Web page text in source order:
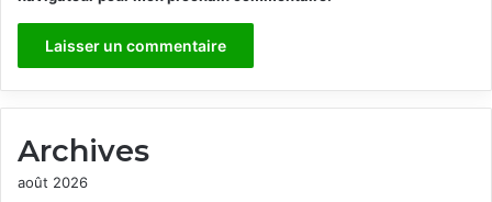
Archives
août 2026